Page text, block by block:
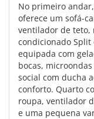
No primeiro
oferece um sofá-
ventilador de teto,
condicionado Split
equipada com
bocas,
social com ducha
conforto. Quarto
roupa, ventilador
e uma pequena